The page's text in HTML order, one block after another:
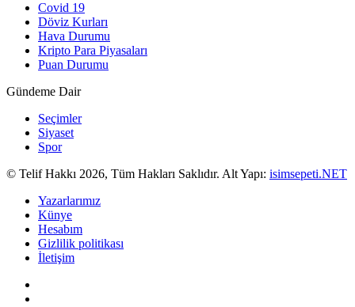
Covid 19
Döviz Kurları
Hava Durumu
Kripto Para Piyasaları
Puan Durumu
Gündeme Dair
Seçimler
Siyaset
Spor
© Telif Hakkı 2026, Tüm Hakları Saklıdır. Alt Yapı: isimsepeti.NET
Yazarlarımız
Künye
Hesabım
Gizlilik politikası
İletişim